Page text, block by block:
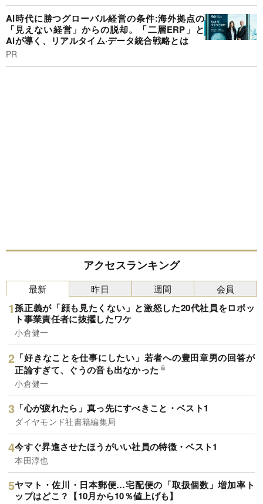
AI時代に勝つグローバル経営の条件:海外拠点の
「見えない経営」からの脱却。「二層ERP」と
AIが導く、リアルタイム·データ統合戦略とは
PR
アクセスランキング
最新
孫正義が「顔も見たくない」と激怒した20代社員をロボッ
ト事業責任者に抜擢したワケ
小倉健一
「好きなことを仕事にしたい」若者への豊田章男の回答が
正論すぎて、ぐうの音も出なかった
小倉健一
「心が疲れたら」真っ先にすべきこと・ベスト1
ダイヤモンド社書籍編集局
今すぐ昇進させたほうがいい社員の特徴・ベスト1
本田淳也
ヤマト・佐川・日本郵便…宅配便の「取扱個数」増加率ト
ップはどこ？【10月から10％値上げも】
昨日 週間 会員